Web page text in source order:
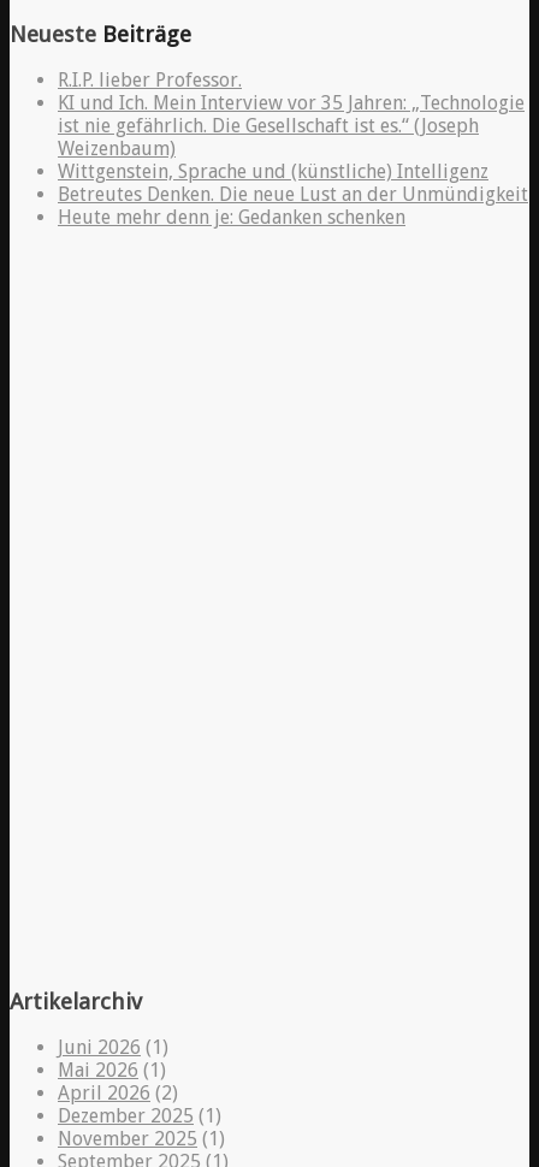
Neueste Beiträge
R.I.P. lieber Professor.
KI und Ich. Mein Interview vor 35 Jahren: „Technologie
ist nie gefährlich. Die Gesellschaft ist es.“ (Joseph
Weizenbaum)
Wittgenstein, Sprache und (künstliche) Intelligenz
Betreutes Denken. Die neue Lust an der Unmündigkeit
Heute mehr denn je: Gedanken schenken
Artikelarchiv
Juni 2026 (1)
Mai 2026 (1)
April 2026 (2)
Dezember 2025 (1)
November 2025 (1)
September 2025 (1)